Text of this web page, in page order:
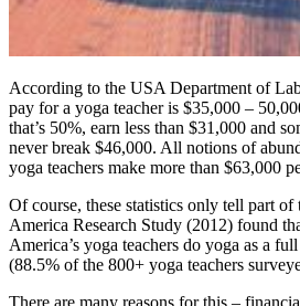
According to the USA Department of
pay for a yoga teacher is $35,000 –
that’s 50%, earn less than $31,000 and
never break $46,000. All notions of
yoga teachers make more than $63,000
Of course, these statistics only tell part of
America Research Study (2012) found
America’s yoga teachers do yoga as a
(88.5% of the 800+ yoga teachers
There are many reasons for this –